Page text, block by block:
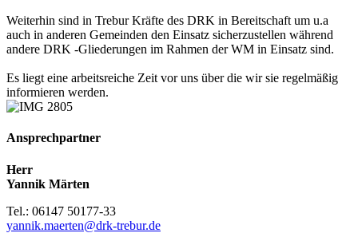
Weiterhin sind in Trebur Kräfte des DRK in Bereitschaft um u.a
auch in anderen Gemeinden den Einsatz sicherzustellen während
andere DRK -Gliederungen im Rahmen der WM in Einsatz sind.
Es liegt eine arbeitsreiche Zeit vor uns über die wir sie regelmäßig
informieren werden.
Ansprechpartner
Herr
Yannik Märten
Tel.: 06147 50177-33
yannik.maerten@drk-trebur.de